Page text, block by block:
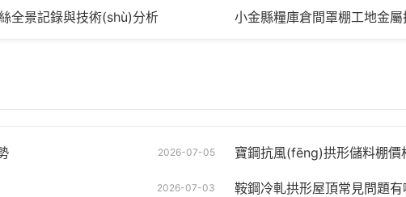
全景記錄與技術(shù)分析 小金縣糧庫倉間罩棚工地金
2026-07-05 寶鋼抗風(fēng)拱形儲料棚價
2026-07-03 鞍鋼冷軋拱形屋頂常見問題有